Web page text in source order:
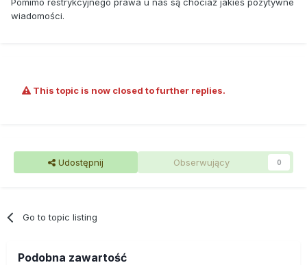
pracy, nie mówiąc o wizie do Ameryki - podkreśla w rozmowie z
narkomanii), które weszły w życie w grudniu 2011 r., prokurator
może umorzyć sprawę, jeśli ilość narkotyku była nieznaczna, na
Śląsku, a pół tysiąca w Gdańsku i miastach podległych apelacji
gdańskiej.
Łódzkiem i na Podlasiu.
wiadomości.
This topic is now closed to further replies.
Udostępnij Obserwujący 0
Go to topic listing
Podobna zawartość